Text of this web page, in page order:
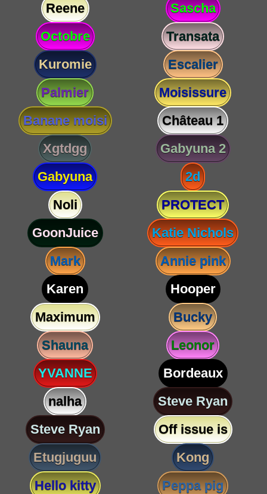
Reene
Sascha
Octobre
Transata
Kuromie
Escalier
Palmier
Moisissure
Banane moisi
Château 1
Xgtdgg
Gabyuna 2
Gabyuna
2d
Noli
PROTECT
GoonJuice
Katie Nichols
Mark
Annie pink
Karen
Hooper
Maximum
Bucky
Shauna
Leonor
YVANNE
Bordeaux
nalha
Steve Ryan
Steve Ryan
Off issue is
Etugjuguu
Kong
Hello kitty
Peppa pig